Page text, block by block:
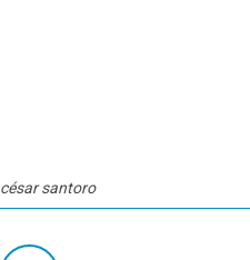
césar santoro